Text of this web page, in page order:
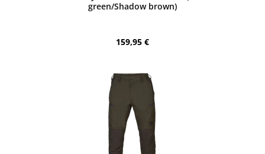
green/Shadow brown)
Regulärer Preis:
159,95 €